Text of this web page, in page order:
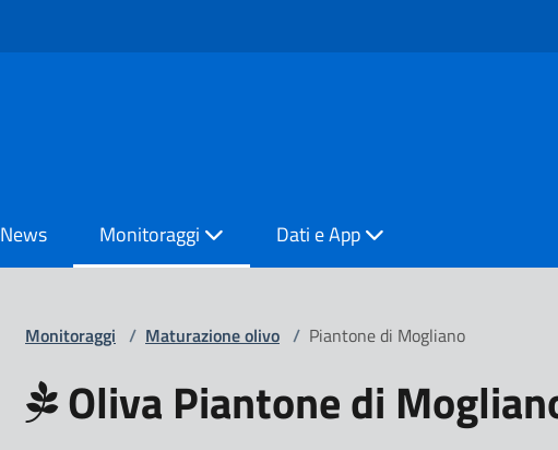
News Monitoraggi Dati e App
Monitoraggi / Maturazione olivo / Piantone di Mogliano
Oliva Piantone di